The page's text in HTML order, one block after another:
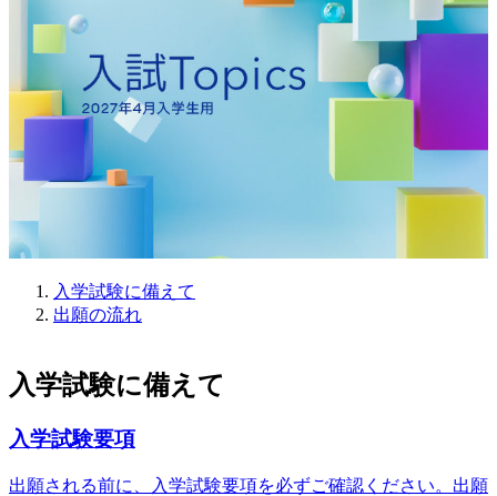
入学試験に備えて
出願の流れ
入学試験に備えて
入学試験要項
出願される前に、⼊学試験要項を必ずご確認ください。出願